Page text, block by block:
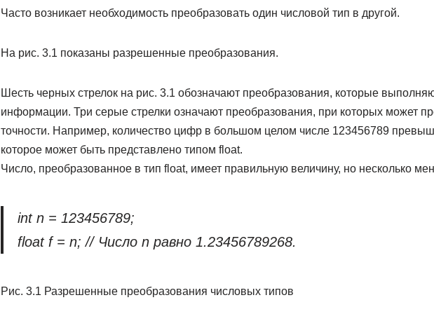
Часто возникает необходимость преобразовать один числовой тип в другой.
На рис. 3.1 показаны разрешенные преобразования.
Шесть черных стрелок на рис. 3.1 обозначают преобразования, которые
информации. Три серые стрелки означают преобразования, при которых может
точности. Например, количество цифр в большом целом числе 123456789
которое может быть представ­лено типом float.
Число, преобразованное в тип float, имеет правильную величи­ну, но несколько
int n = 123456789;
float f = n; // Число n равно 1.23456789268.
Рис. 3.1 Разрешенные преобразования числовых типов